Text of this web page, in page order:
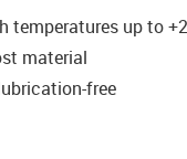
temperatures up to
material
free